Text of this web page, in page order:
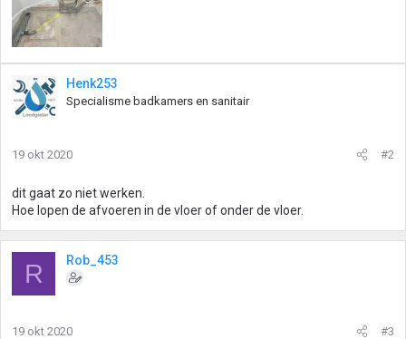
Henk253
Specialisme badkamers en sanitair
19 okt 2020 #2
dit gaat zo niet werken.
Hoe lopen de afvoeren in de vloer of onder de vloer.
R Rob_453
19 okt 2020 #3